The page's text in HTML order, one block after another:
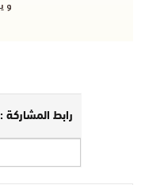
رابط المشاركة :